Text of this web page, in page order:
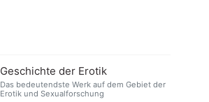
Geschichte der Erotik
Das bedeutendste Werk auf dem Gebiet der
Erotik und Sexualforschung